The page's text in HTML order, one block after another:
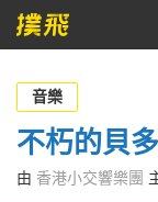
節目
主辦單位
關於撲飛
音樂
不朽的貝
由 香港小交響樂團